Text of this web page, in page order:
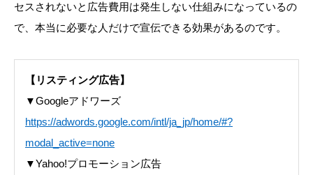
セスされないと広告費用は発生しない仕組みになっているの
で、本当に必要な人だけで宣伝できる効果があるのです。
【リスティング広告】
▼Googleアドワーズ
https://adwords.google.com/intl/ja_jp/home/#?
modal_active=none
▼Yahoo!プロモーション広告